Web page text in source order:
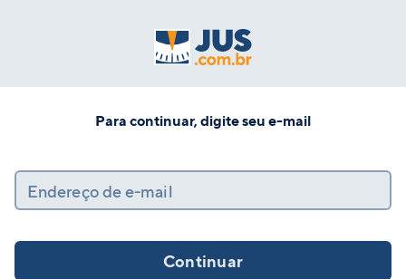
Para continuar, digite seu e-mail
Endereço de e-mail
Continuar